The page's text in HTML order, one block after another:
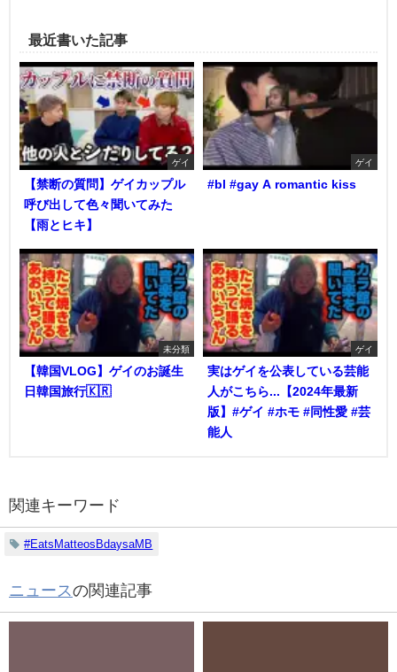
最近書いた記事
ゲイ
【禁断の質問】ゲイカップル
呼び出して色々聞いてみた
【雨とヒキ】
ゲイ
#bl #gay A romantic kiss
未分類
【韓国VLOG】ゲイのお誕生
日韓国旅行🇰🇷
ゲイ
実はゲイを公表している芸能
人がこちら...【2024年最新
版】#ゲイ #ホモ #同性愛 #芸
能人
関連キーワード
#EatsMatteosBdaysaMB
ニュースの関連記事